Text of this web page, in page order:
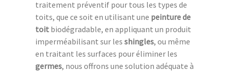
traitement préventif pour tous les types de
toits, que ce soit en utilisant une peinture de
toit biodégradable, en appliquant un produit
imperméabilisant sur les shingles, ou même
en traitant les surfaces pour éliminer les
germes, nous offrons une solution adéquate à